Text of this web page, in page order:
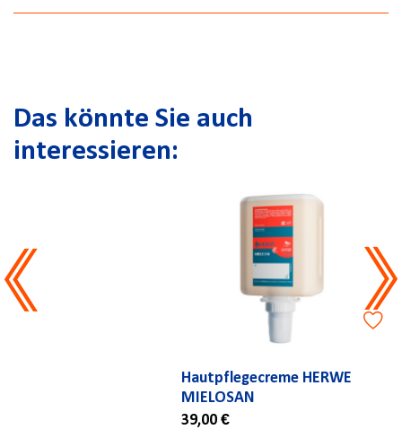
Das könnte Sie auch
interessieren:
Hautpflegecreme HERWE
MIELOSAN